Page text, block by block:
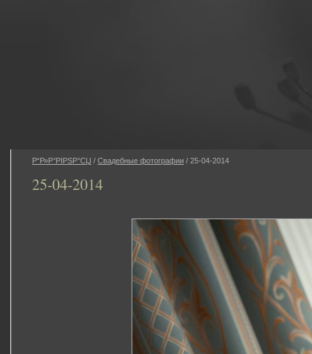
Р“Р»Р°РІРЅР°СЏ / Свадебные фотографии / 25-04-2014
25-04-2014